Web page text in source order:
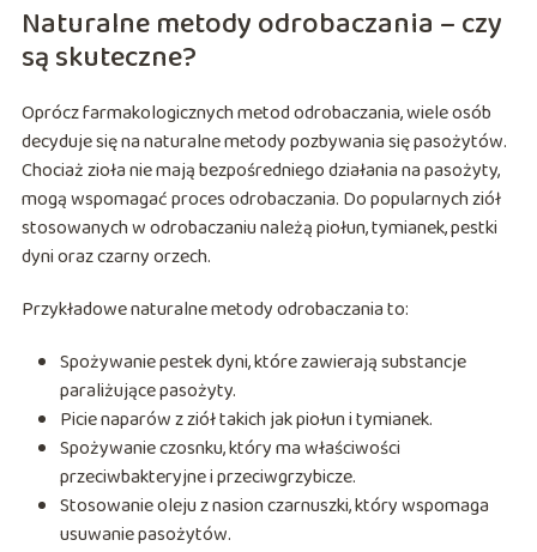
Naturalne metody odrobaczania – czy
są skuteczne?
Oprócz farmakologicznych metod odrobaczania, wiele osób
decyduje się na naturalne metody pozbywania się pasożytów.
Chociaż zioła nie mają bezpośredniego działania na pasożyty,
mogą wspomagać proces odrobaczania. Do popularnych ziół
stosowanych w odrobaczaniu należą piołun, tymianek, pestki
dyni oraz czarny orzech.
Przykładowe naturalne metody odrobaczania to:
Spożywanie pestek dyni, które zawierają substancje
paraliżujące pasożyty.
Picie naparów z ziół takich jak piołun i tymianek.
Spożywanie czosnku, który ma właściwości
przeciwbakteryjne i przeciwgrzybicze.
Stosowanie oleju z nasion czarnuszki, który wspomaga
usuwanie pasożytów.